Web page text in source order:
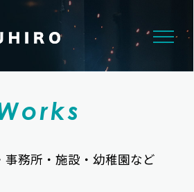
事務所・施設・幼稚園など